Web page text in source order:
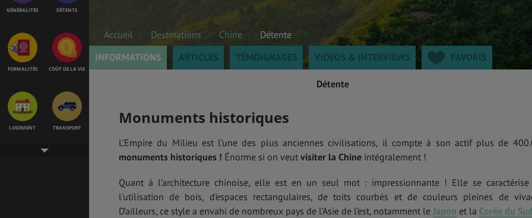
GÉNÉRALITÉS DÉTENTE
FORMALITÉS COÛT DE LA VIE
LOGEMENT TRANSPORT
Accueil Destinations Chine
Détente
INFORMATIONS
ARTICLES TÉMOIGNAGES VIDEOS & INTERVIEWS FAVORIS
Détente
Monuments historiques
L’Empire du Milieu est l’une des plus anciennes civilisations, il compte à son actif plus de
monuments historiques ! Énorme si on veut visiter la Chine intégralement !
Quant à l’architecture chinoise, elle est en un seul mot : impressionnante ! Elle se caractérise
l'utilisation de bois, d'espaces rectangulaires, de toits courbés et de couleurs pleines de
D’ailleurs, ce style a envahi de nombreux pays de l’Asie de l’est, notamment le Japon et la Corée du